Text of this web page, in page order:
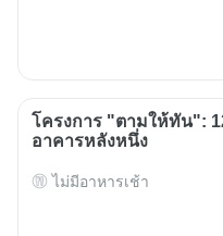
โครงการ "ตามให้ทัน":
อาคารหลังหนึ่ง
ไม่มีอาหารเช้า